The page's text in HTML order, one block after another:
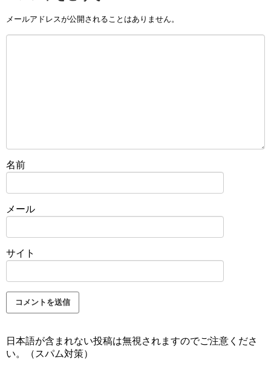
メールアドレスが公開されることはありません。
名前
メール
サイト
日本語が含まれない投稿は無視されますのでご注意くださ
い。（スパム対策）